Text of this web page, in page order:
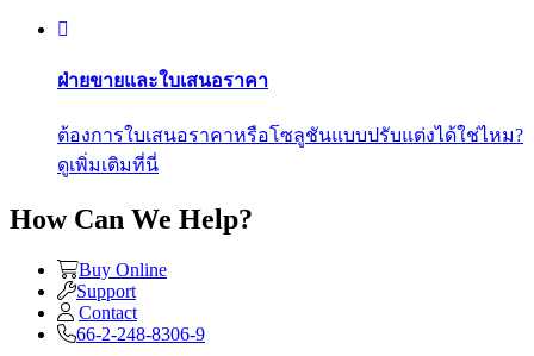
ฝ่ายขายและใบเสนอราคา
ต้องการใบเสนอราคาหรือโซลูชันแบบปรับแต่งได้ใช่ไหม?
ดูเพิ่มเติมที่นี่
How Can We Help?
Buy Online
Support
Contact
66-2-248-8306-9